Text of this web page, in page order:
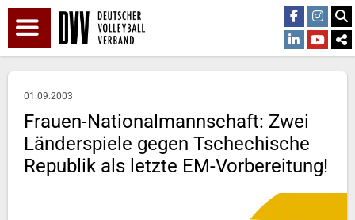
01.09.2003
Frauen-Nationalmannschaft: Zwei
Länderspiele gegen Tschechische
Republik als letzte EM-Vorbereitung!